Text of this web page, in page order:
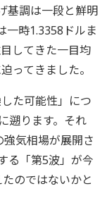
基調は一段と鮮明
一時1.3358ドルま
してきた一目均
ってきました。
た可能性」につ
遡ります。それ
気相場が展開さ
る「第5波」が今
のではないかと